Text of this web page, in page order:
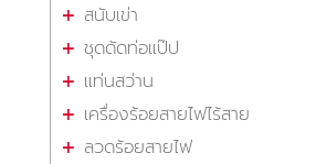
สนับเข่า
ชุดดัดท่อแป๊ป
แท่นสว่าน
เครื่องร้อยสายไฟไร้สาย
ลวดร้อยสายไฟ